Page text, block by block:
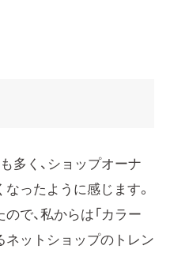
多く、ショップオーナ
ったように感じます。
で、私からは「カラー
ネットショップのトレン